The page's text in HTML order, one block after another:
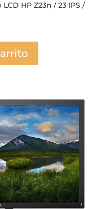
HP Z23n / 23 IPS /